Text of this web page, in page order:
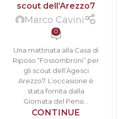
scout dell’Arezzo7
Marco Cavini
0
Una mattinata alla Casa di
Riposo “Fossombroni” per
gli scout dell’Agesci
Arezzo7. L’occasione è
stata fornita dalla
Giornata del Pensi...
CONTINUE